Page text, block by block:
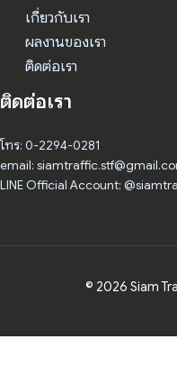
เกี่ยวกับเรา
ผลงานของเรา
ติดต่อเรา
ติดต่อเรา
โทร: 0-2294-0281
email:
LINE Official Account:
© 2026 Siam